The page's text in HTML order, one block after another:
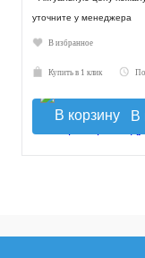
уточните у менеджера
В избранное
Купить в 1 клик
В